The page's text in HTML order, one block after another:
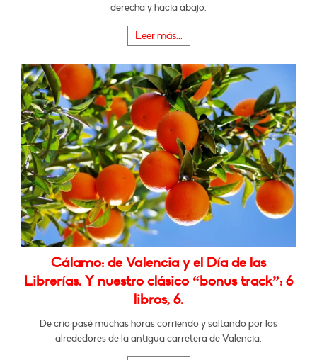
derecha y hacia abajo.
Leer más...
Cálamo: de Valencia y el Día de las
Librerías. Y nuestro clásico “bonus track”: 6
libros, 6.
De crío pasé muchas horas corriendo y saltando por los
alrededores de la antigua carretera de Valencia.